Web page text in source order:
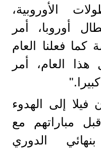
الأوروبية،
أوروبا، أمر
كما فعلنا العام
العام، أمر
إلى الهدوء
مباراتهم مع
الدوري